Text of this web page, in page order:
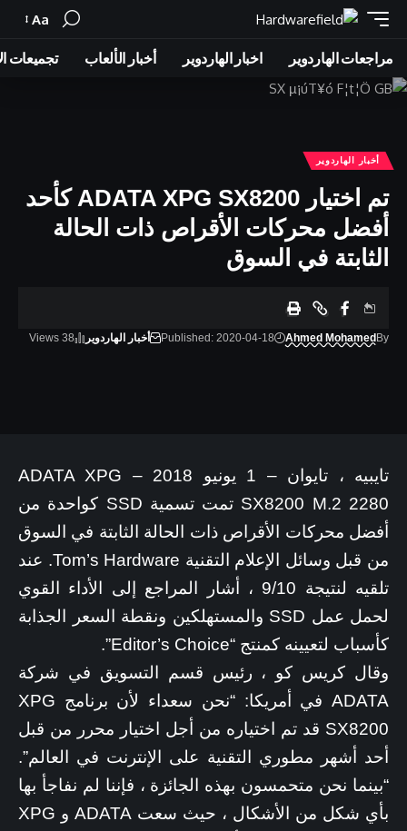
Font
Resizer
Aa
مراجعات الهاردوير اخبار الهاردوير أخبار الألعاب تجميعات
أخبار الهاردوير
تم اختيار ADATA XPG SX8200 كأحد
أفضل محركات الأقراص ذات الحالة
الثابتة في السوق
By
Ahmed Mohamed
Published: 2020-04-18 أخبار الهاردوير 38 Views
تايبيه ، تايوان – 1 يونيو 2018 – ADATA XPG
SX8200 M.2 2280 تمت تسمية SSD كواحدة من
أفضل محركات الأقراص ذات الحالة الثابتة في السوق
من قبل وسائل الإعلام التقنية Tom’s Hardware. عند
تلقيه لنتيجة 9/10 ، أشار المراجع إلى الأداء القوي
لحمل عمل SSD والمستهلكين ونقطة السعر الجذابة
كأسباب لتعيينه كمنتج “Editor’s Choice”.
وقال كريس كو ، رئيس قسم التسويق في شركة
ADATA في أمريكا: “نحن سعداء لأن برنامج XPG
SX8200 قد تم اختياره من أجل اختيار محرر من قبل
أحد أشهر مطوري التقنية على الإنترنت في العالم”.
“بينما نحن متحمسون بهذه الجائزة ، فإننا لم نفاجأ بها
بأي شكل من الأشكال ، حيث سعت ADATA و XPG